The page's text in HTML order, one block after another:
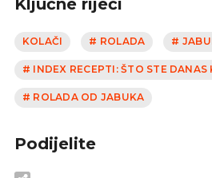
KOLAČI # ROLADA #
# INDEX RECEPTI: ŠTO STE DANAS
# ROLADA OD JABUKA
Podijelite